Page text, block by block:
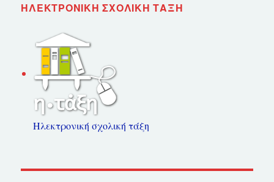
ΗΛΕΚΤΡΟΝΙΚΉ ΣΧΟΛΙΚΉ ΤΆΞΗ
Ηλεκτρονική σχολική τάξη